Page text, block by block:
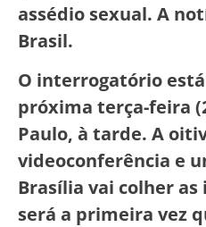
assédio sexual. A
Brasil.
O interrogatório
próxima terça-feira
Paulo, à tarde. A
videoconferência e
Brasília vai colher as
será a primeira vez